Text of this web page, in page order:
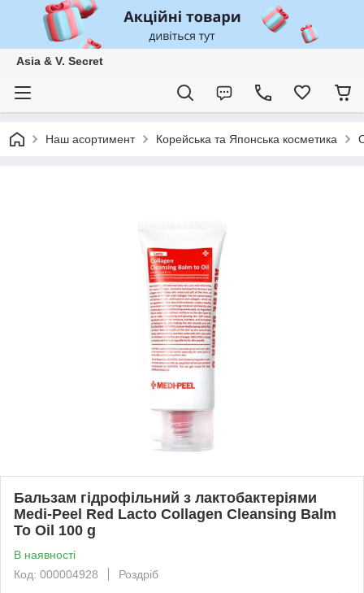
Asia & V. Secret
Наш асортимент Корейська та Японська косметика
Бальзам гідрофільний з лактобактеріями
Medi-Peel Red Lacto Collagen Cleansing Balm
To Oil 100 g
В наявності
Код: 000004928
Роздріб